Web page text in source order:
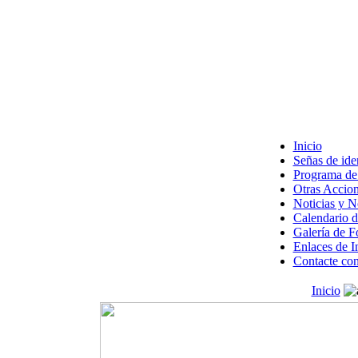
Inicio
Señas de
Programa
Otras
Noticias y
Calendario
Galería de
Enlaces de
Contacte
Inicio